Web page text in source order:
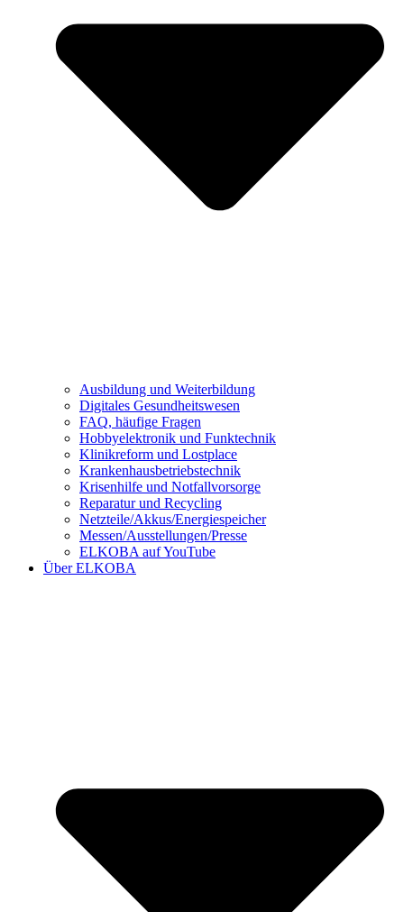
Ausbildung und Weiterbildung
Digitales Gesundheitswesen
FAQ, häufige Fragen
Hobbyelektronik und Funktechnik
Klinikreform und Lostplace
Krankenhausbetriebstechnik
Krisenhilfe und Notfallvorsorge
Reparatur und Recycling
Netzteile/Akkus/Energiespeicher
Messen/Ausstellungen/Presse
ELKOBA auf YouTube
Über ELKOBA